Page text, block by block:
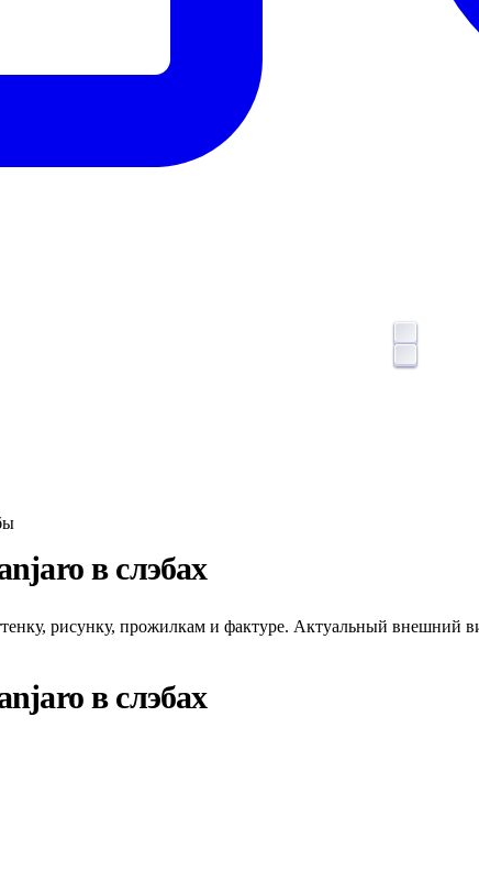
в слэбах
рисунку, прожилкам и фактуре. Актуальный внешний
в слэбах